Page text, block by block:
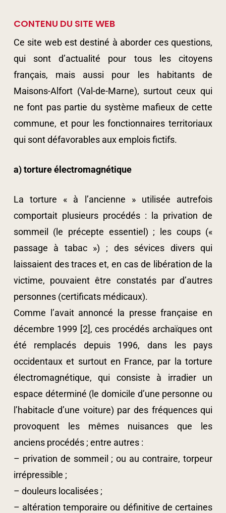
CONTENU DU SITE WEB
Ce site web est destiné à aborder ces questions,
qui sont d’actualité pour tous les citoyens
français, mais aussi pour les habitants de
Maisons-Alfort (Val-de-Marne), surtout ceux qui
ne font pas partie du système mafieux de cette
commune, et pour les fonctionnaires territoriaux
qui sont défavorables aux emplois fictifs.
a) torture électromagnétique
La torture « à l’ancienne » utilisée autrefois
comportait plusieurs procédés : la privation de
sommeil (le précepte essentiel) ; les coups («
passage à tabac ») ; des sévices divers qui
laissaient des traces et, en cas de libération de la
victime, pouvaient être constatés par d’autres
personnes (certificats médicaux).
Comme l’avait annoncé la presse française en
décembre 1999 [2], ces procédés archaïques ont
été remplacés depuis 1996, dans les pays
occidentaux et surtout en France, par la torture
électromagnétique, qui consiste à irradier un
espace déterminé (le domicile d’une personne ou
l’habitacle d’une voiture) par des fréquences qui
provoquent les mêmes nuisances que les
anciens procédés ; entre autres :
– privation de sommeil ; ou au contraire, torpeur
irrépressible ;
– douleurs localisées ;
– altération temporaire ou définitive de certaines